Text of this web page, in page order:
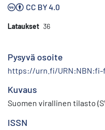
CC BY 4.0
Lataukset 36
Pysyvä osoite
https://urn.fi/URN:NBN:fi-
Kuvaus
Suomen virallinen tilasto
ISSN